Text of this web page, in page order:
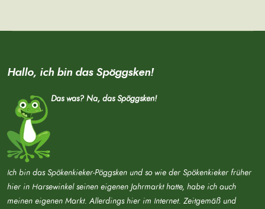
Hallo, ich bin das Spöggsken!
Das was? Na, das Spöggsken!
Ich bin das Spökenkieker-Pöggsken und so wie der Spökenkieker früher
hier in Harsewinkel seinen eigenen Jahrmarkt hatte, habe ich auch
meinen eigenen Markt. Allerdings hier im Internet. Zeitgemäß und